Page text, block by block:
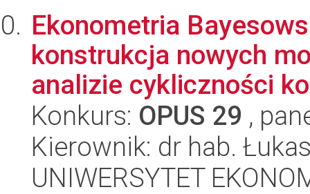
Ekonometria
konstrukcja nowych
analizie cykliczności
Konkurs: OPUS 29 ,
Kierownik: dr hab.
UNIWERSYTET